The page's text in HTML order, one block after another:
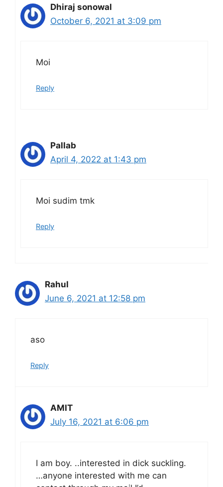
Dhiraj sonowal
October 6, 2021 at 3:09 pm
Moi
Reply
Pallab
April 4, 2022 at 1:43 pm
Moi sudim tmk
Reply
Rahul
June 6, 2021 at 12:58 pm
aso
Reply
AMIT
July 16, 2021 at 6:06 pm
I am boy. ..interested in dick suckling.
…anyone interested with me can